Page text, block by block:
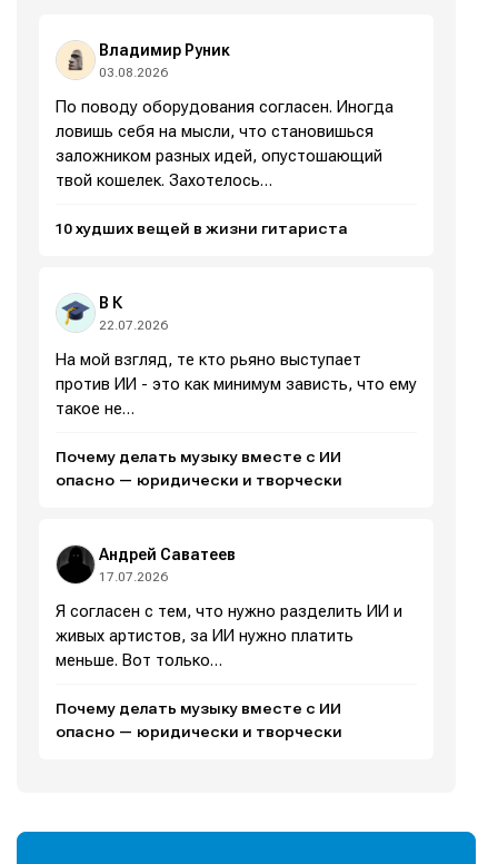
Мы в социальных сетях
О проекте
Реклама
Предложение новостей Помощь проекту
Мы в социальных сетях
О проекте
Реклама
Предложение новостей Помощь проекту
Владимир Руник
03.08.2026
По поводу оборудования согласен. Иногда
ловишь себя на мысли, что становишься
заложником разных идей, опустошающий
твой кошелек. Захотелось…
10 худших вещей в жизни гитариста
В К
22.07.2026
На мой взгляд, те кто рьяно выступает
против ИИ - это как минимум зависть, что ему
такое не…
Почему делать музыку вместе с ИИ
опасно — юридически и творчески
Андрей Саватеев
17.07.2026
Я согласен с тем, что нужно разделить ИИ и
живых артистов, за ИИ нужно платить
меньше. Вот только…
Почему делать музыку вместе с ИИ
опасно — юридически и творчески